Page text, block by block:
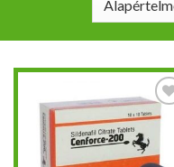
Kedvencekhez